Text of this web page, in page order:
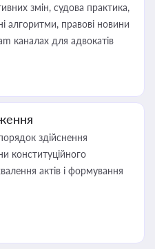
змін, судова практика,
алгоритми, правові новини
каналах для адвокатів
здійснення
конституційного
актів і формування